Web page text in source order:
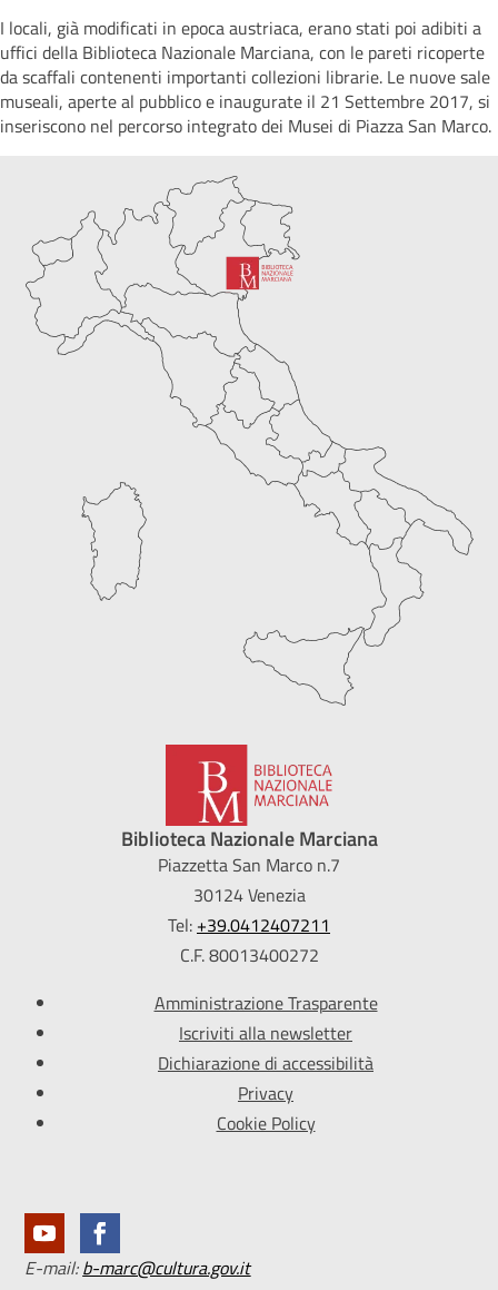
I locali, già modificati in epoca austriaca, erano stati poi adibiti a
uffici della Biblioteca Nazionale Marciana, con le pareti ricoperte
da scaffali contenenti importanti collezioni librarie. Le nuove sale
museali, aperte al pubblico e inaugurate il 21 Settembre 2017, si
inseriscono nel percorso integrato dei Musei di Piazza San Marco.
Biblioteca Nazionale Marciana
Piazzetta San Marco n.7
30124 Venezia
Tel: +39.0412407211
C.F. 80013400272
Amministrazione Trasparente
Iscriviti alla newsletter
Dichiarazione di accessibilità
Privacy
Cookie Policy
E-mail:b-marc@cultura.gov.it